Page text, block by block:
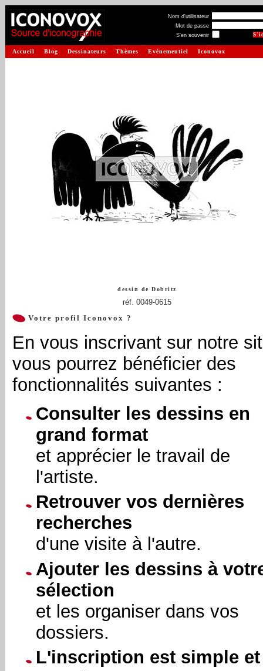
Nom d'utilisateur
Mot de passe
S'en souvenir
Accueil Blog Dessinateurs Thèmes Evénementiel Iconovox
dessin deDobritz
réf. 0049-0615
Votre profil Iconovox ?
En vous inscrivant sur notre
vous pourrez bénéficier des
fonctionnalités suivantes :
Consulter les dessins en
grand format
et apprécier le travail de
l'artiste.
Retrouver vos dernières
recherches
d'une visite à l'autre.
Ajouter les dessins à
sélection
et les organiser dans vos
dossiers.
L'inscription est simple et